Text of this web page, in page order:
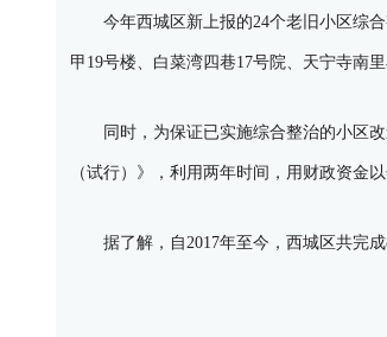
今年西城区新上报的24个老旧小区综合
甲19号楼、白菜湾四巷17号院、天宁寺南
同时，为保证已实施综合整治的小区改
（试行）》，利用两年时间，用财政资金
据了解，自2017年至今，西城区共完成